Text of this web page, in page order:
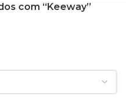
com “Keeway”